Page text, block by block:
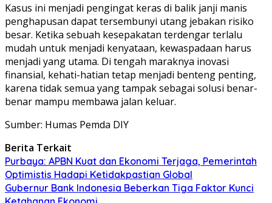
Kasus ini menjadi pengingat keras di balik janji manis
penghapusan dapat tersembunyi utang jebakan risiko
besar. Ketika sebuah kesepakatan terdengar terlalu
mudah untuk menjadi kenyataan, kewaspadaan harus
menjadi yang utama. Di tengah maraknya inovasi
finansial, kehati-hatian tetap menjadi benteng penting,
karena tidak semua yang tampak sebagai solusi benar-
benar mampu membawa jalan keluar.
Sumber: Humas Pemda DIY
Berita Terkait
Purbaya: APBN Kuat dan Ekonomi Terjaga, Pemerintah
Optimistis Hadapi Ketidakpastian Global
Gubernur Bank Indonesia Beberkan Tiga Faktor Kunci